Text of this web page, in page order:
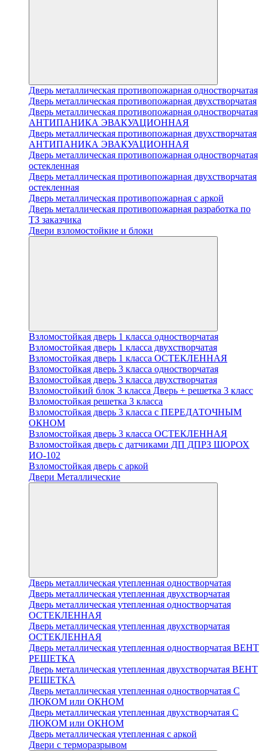
Дверь металлическая противопожарная одностворчатая
Дверь металлическая противопожарная двухстворчатая
Дверь металлическая противопожарная одностворчатая
АНТИПАНИКА ЭВАКУАЦИОННАЯ
Дверь металлическая противопожарная двухстворчатая
АНТИПАНИКА ЭВАКУАЦИОННАЯ
Дверь металлическая противопожарная одностворчатая
остекленная
Дверь металлическая противопожарная двухстворчатая
остекленная
Дверь металлическая противопожарная с аркой
Дверь металлическая противопожарная разработка по
ТЗ заказчика
Двери взломостойкие и блоки
Взломостойкая дверь 1 класса одностворчатая
Взломостойкая дверь 1 класса двухстворчатая
Взломостойкая дверь 1 класса ОСТЕКЛЕННАЯ
Взломостойкая дверь 3 класса одностворчатая
Взломостойкая дверь 3 класса двухстворчатая
Взломостойкий блок 3 класса Дверь + решетка 3 класс
Взломостойкая решетка 3 класса
Взломостойкая дверь 3 класса с ПЕРЕДАТОЧНЫМ
ОКНОМ
Взломостойкая дверь 3 класса ОСТЕКЛЕННАЯ
Взломостойкая дверь с датчиками ДП ДПРЗ ШОРОХ
ИО-102
Взломостойкая дверь с аркой
Двери Металлические
Дверь металлическая утепленная одностворчатая
Дверь металлическая утепленная двухстворчатая
Дверь металлическая утепленная одностворчатая
ОСТЕКЛЕННАЯ
Дверь металлическая утепленная двухстворчатая
ОСТЕКЛЕННАЯ
Дверь металлическая утепленная одностворчатая ВЕНТ
РЕШЕТКА
Дверь металлическая утепленная двухстворчатая ВЕНТ
РЕШЕТКА
Дверь металлическая утепленная одностворчатая С
ЛЮКОМ или ОКНОМ
Дверь металлическая утепленная двухстворчатая С
ЛЮКОМ или ОКНОМ
Дверь металлическая утепленная с аркой
Двери с терморазрывом